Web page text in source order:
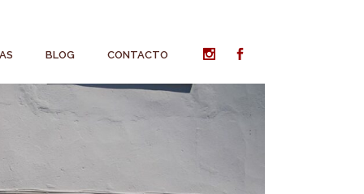
BLOG CONTACTO